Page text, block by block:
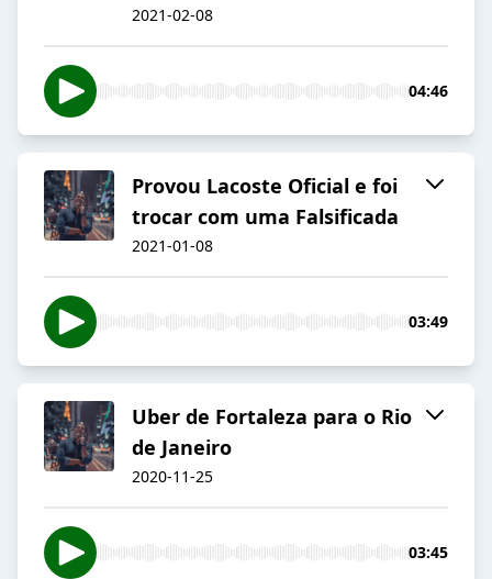
2021-02-08
04:46
Provou Lacoste Oficial e foi
trocar com uma Falsificada
2021-01-08
03:49
Uber de Fortaleza para o Rio
de Janeiro
2020-11-25
03:45